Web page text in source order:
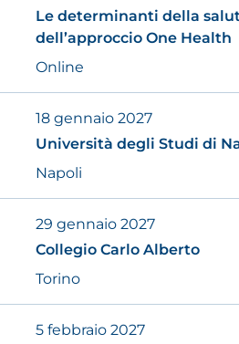
Le determinanti della
dell’approccio One Health
Online
18 gennaio 2027
Università degli Studi di
Napoli
29 gennaio 2027
Collegio Carlo Alberto
Torino
5 febbraio 2027